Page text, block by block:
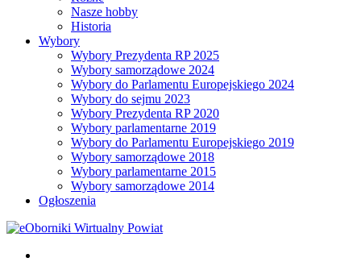
Nasze hobby
Historia
Wybory
Wybory Prezydenta RP 2025
Wybory samorządowe 2024
Wybory do Parlamentu Europejskiego 2024
Wybory do sejmu 2023
Wybory Prezydenta RP 2020
Wybory parlamentarne 2019
Wybory do Parlamentu Europejskiego 2019
Wybory samorządowe 2018
Wybory parlamentarne 2015
Wybory samorządowe 2014
Ogłoszenia